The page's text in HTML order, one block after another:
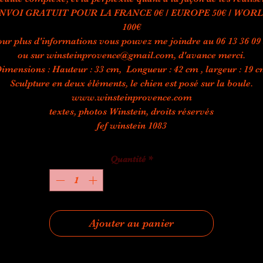
GRATUIT POUR LA FRANCE 0€ / EUROPE 50€ /
100€
plus d'informations vous pouvez me joindre au 06 13 36 09
ou sur winsteinprovence@gmail.com, d'avance merci.
: Hauteur : 33 cm, Longueur : 42 cm , largeur : 19
Sculpture en deux éléments, le chien est posé sur la boule.
www.winsteinprovence.com
textes, photos Winstein, droits réservés
fef winstein 1083
Quantité *
Ajouter au panier